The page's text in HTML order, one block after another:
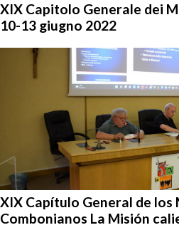
XIX Capitolo Generale dei
10-13 giugno 2022
XIX Capítulo General de los
Combonianos La Misión